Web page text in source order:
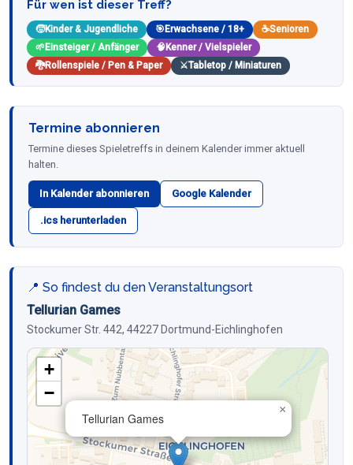
Für wen ist dieser Treff?
🧒Kinder & Jugendliche 🎯 Erwachsene / 18+ ☕Senioren
🌱 Einsteiger / Anfänger 🧠 Kenner / Vielspieler
🐉Rollenspiele / Pen & Paper ⚔️Tabletop / Miniaturen
Termine abonnieren
Termine dieses Spieletreffs in deinem Kalender immer aktuell
halten.
In Kalender abonnieren Google Kalender
.ics herunterladen
📍 So findest du den Veranstaltungsort
Tellurian Games
Stockumer Str. 442, 44227 Dortmund-Eichlinghofen
Tellurian Games
×
+
−